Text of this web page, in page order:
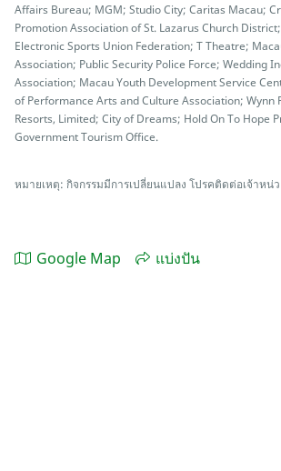
Affairs Bureau; MGM; Studio City; Caritas Macau;
Promotion Association of St. Lazarus Church
Electronic Sports Union Federation; T Theatre;
Association; Public Security Police Force; Wedding
Association; Macau Youth Development Service
of Performance Arts and Culture Association; Wynn
Resorts, Limited; City of Dreams; Hold On To Hope
Government Tourism Office.
หมายเหตุ: กิจกรรมมีการเปลี่ยนแปลง โปรคติดต่อเจ้าหน่
Google Map แบ่งปัน